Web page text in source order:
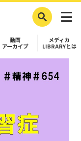
動画
アーカイブ
メディカ
LIBRARYとは